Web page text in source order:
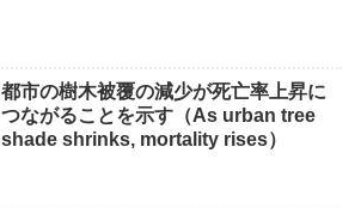
都市の樹木被覆の減少が死亡率上昇に
つながることを示す（As urban tree
shade shrinks, mortality rises）